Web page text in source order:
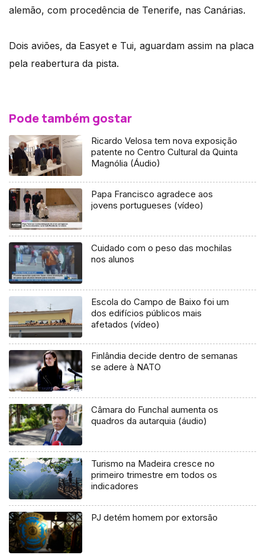
alemão, com procedência de Tenerife, nas Canárias.
Dois aviões, da Easyet e Tui, aguardam assim na placa
pela reabertura da pista.
Pode também gostar
Ricardo Velosa tem nova exposição
patente no Centro Cultural da Quinta
Magnólia (Áudio)
Papa Francisco agradece aos
jovens portugueses (vídeo)
Cuidado com o peso das mochilas
nos alunos
Escola do Campo de Baixo foi um
dos edifícios públicos mais
afetados (vídeo)
Finlândia decide dentro de semanas
se adere à NATO
Câmara do Funchal aumenta os
quadros da autarquia (áudio)
Turismo na Madeira cresce no
primeiro trimestre em todos os
indicadores
PJ detém homem por extorsão